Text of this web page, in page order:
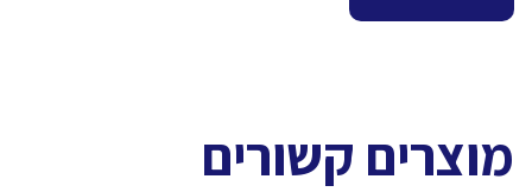
מוצרים קשורים